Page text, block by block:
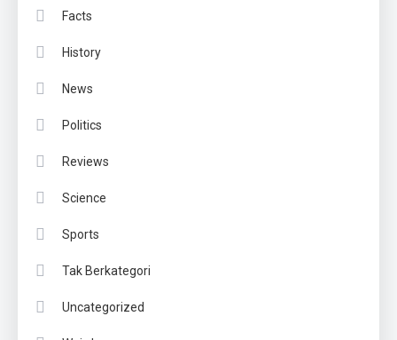
Facts
History
News
Politics
Reviews
Science
Sports
Tak Berkategori
Uncategorized